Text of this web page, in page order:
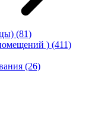
(81)
) (411)
(26)